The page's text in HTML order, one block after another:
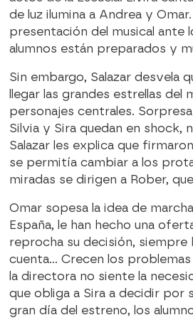
de luz ilumina a Andrea y
presentación del musical ante
alumnos están preparados y
Sin embargo, Salazar desvela
llegar las grandes estrellas del
personajes centrales.
Silvia y Sira quedan en shock,
Salazar les explica que
se permitía cambiar a los
miradas se dirigen a Rober,
Omar sopesa la idea de
España, le han hecho una
reprocha su decisión, siempre
cuenta… Crecen los
la directora no siente la
que obliga a Sira a decidir por
gran día del estreno, los